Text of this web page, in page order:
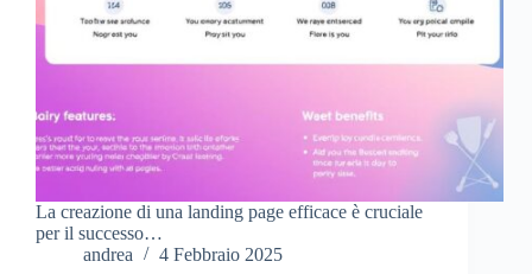
La creazione di una landing page efficace è cruciale
per il successo…
andrea
4 Febbraio 2025